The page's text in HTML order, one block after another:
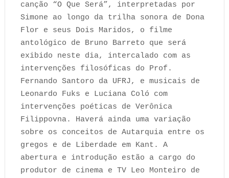
canção “O Que Será”, interpretadas por
Simone ao longo da trilha sonora de Dona
Flor e seus Dois Maridos, o filme
antológico de Bruno Barreto que será
exibido neste dia, intercalado com as
intervenções filosóficas do Prof.
Fernando Santoro da UFRJ, e musicais de
Leonardo Fuks e Luciana Coló com
intervenções poéticas de Verônica
Filippovna. Haverá ainda uma variação
sobre os conceitos de Autarquia entre os
gregos e de Liberdade em Kant. A
abertura e introdução estão a cargo do
produtor de cinema e TV Leo Monteiro de